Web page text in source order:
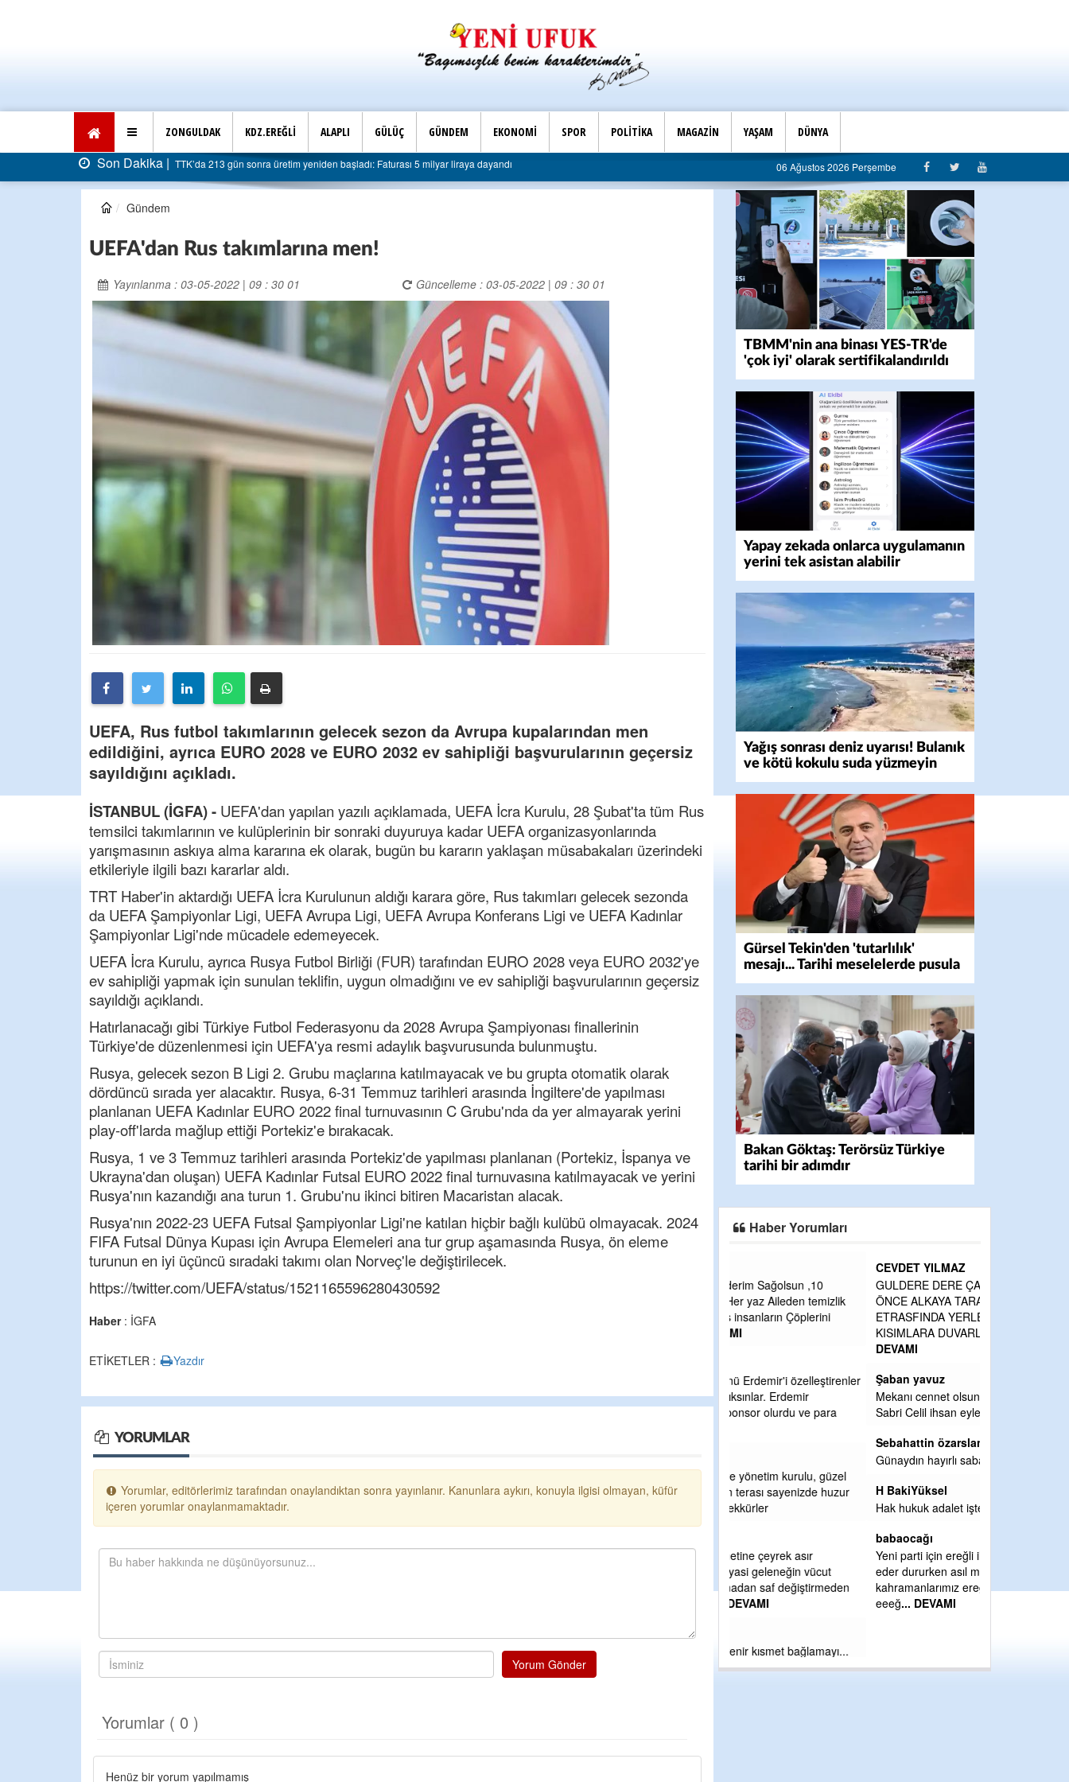
ZONGULDAK KDZ.EREĞLİ ALAPLI GÜLÜÇ GÜNDEM EKONOMİ SPOR POLİTİKA MAGAZİN YAŞAM DÜNYA
Son Dakika |TTK’da 213 gün sonra üretim yeniden başladı: Faturası 5 milyar liraya dayandı Son Dakika | AK Parti Ereğli İlçe Başkanlığı’ndan belediyeye sert eleştiri: “Algı siyaseti değil, hizmet belediyeciliği”
06 Ağustos 2026 Perşembe
Gündem
UEFA'dan Rus takımlarına men!
Yayınlanma : 03-05-2022 | 09 : 30 01 Güncelleme : 03-05-2022 | 09 : 30 01
UEFA, Rus futbol takımlarının gelecek sezon da Avrupa kupalarından men
edildiğini, ayrıca EURO 2028 ve EURO 2032 ev sahipliği başvurularının geçersiz
sayıldığını açıkladı.
İSTANBUL (İGFA) - UEFA'dan yapılan yazılı açıklamada, UEFA İcra Kurulu, 28 Şubat'ta tüm Rus
temsilci takımlarının ve kulüplerinin bir sonraki duyuruya kadar UEFA organizasyonlarında
yarışmasının askıya alma kararına ek olarak, bugün bu kararın yaklaşan müsabakaları üzerindeki
etkileriyle ilgili bazı kararlar aldı.
TRT Haber'in aktardığı UEFA İcra Kurulunun aldığı karara göre, Rus takımları gelecek sezonda
da UEFA Şampiyonlar Ligi, UEFA Avrupa Ligi, UEFA Avrupa Konferans Ligi ve UEFA Kadınlar
Şampiyonlar Ligi'nde mücadele edemeyecek.
UEFA İcra Kurulu, ayrıca Rusya Futbol Birliği (FUR) tarafından EURO 2028 veya EURO 2032'ye
ev sahipliği yapmak için sunulan teklifin, uygun olmadığını ve ev sahipliği başvurularının geçersiz
sayıldığı açıklandı.
Hatırlanacağı gibi Türkiye Futbol Federasyonu da 2028 Avrupa Şampiyonası finallerinin
Türkiye'de düzenlenmesi için UEFA'ya resmi adaylık başvurusunda bulunmuştu.
Rusya, gelecek sezon B Ligi 2. Grubu maçlarına katılmayacak ve bu grupta otomatik olarak
dördüncü sırada yer alacaktır. Rusya, 6-31 Temmuz tarihleri arasında İngiltere'de yapılması
planlanan UEFA Kadınlar EURO 2022 final turnuvasının C Grubu'nda da yer almayarak yerini
play-off'larda mağlup ettiği Portekiz'e bırakacak.
Rusya, 1 ve 3 Temmuz tarihleri arasında Portekiz'de yapılması planlanan (Portekiz, İspanya ve
Ukrayna'dan oluşan) UEFA Kadınlar Futsal EURO 2022 final turnuvasına katılmayacak ve yerini
Rusya'nın kazandığı ana turun 1. Grubu'nu ikinci bitiren Macaristan alacak.
Rusya'nın 2022-23 UEFA Futsal Şampiyonlar Ligi'ne katılan hiçbir bağlı kulübü olmayacak. 2024
FIFA Futsal Dünya Kupası için Avrupa Elemeleri ana tur grup aşamasında Rusya, ön eleme
turunun en iyi üçüncü sıradaki takımı olan Norveç'le değiştirilecek.
https://twitter.com/UEFA/status/1521165596280430592
Haber: İGFA
ETİKETLER : Yazdır
YORUMLAR
Yorumlar, editörlerimiz tarafından onaylandıktan sonra yayınlanır. Kanunlara aykırı, konuyla ilgisi olmayan, küfür
içeren yorumlar onaylanmamaktadır.
Yorum Gönder
Yorumlar ( 0 )
Henüz bir yorum yapılmamış
TBMM'nin ana binası YES-TR'de
'çok iyi' olarak sertifikalandırıldı
Yapay zekada onlarca uygulamanın
yerini tek asistan alabilir
Yağış sonrası deniz uyarısı! Bulanık
ve kötü kokulu suda yüzmeyin
Gürsel Tekin'den 'tutarlılık'
mesajı... Tarihi meselelerde pusula
net olmalı
Bakan Göktaş: Terörsüz Türkiye
tarihi bir adımdır
Haber Yorumları
Cengiz GÜZEL
düşünsün ve sahip çıksınlar. Erdemir
Tebrikler başkanım ve yönetim kurulu, güzel
bir hizmet.Ereğlimizin terası sayenizde huzur
Çırak ustasından öğrenir kısmet bağlamayı...
Ben İbrahim Yalçını tebrik ediyorum.
GULDERE DERE ÇALIŞMALARI, SEKIZ YIL
ÖNCE ALKAYA TARAFINDAN BAŞLATILDI,
ETRASFINDA YERLEŞİM YERI OLMAYAN
KISIMLARA DUVARLAR YAPILDI."BURADAK...
Şaban yavuz
Mekanı cennet olsun kederli ailesine Rabbim
Sabri Celil ihsan eylesin
Günaydın hayırlı sabahlar dilerim
H BakiYüksel
Hak hukuk adalet işte CHP Kemal Kılıçdaroğlu
Yeni parti için ereğli ilçe teşkilatımızı merak
eder dururken asıl merakımız halk
kahramanlarımız ereğli aşkı ile yanıp tutuşan
eeeğ... DEVAMI